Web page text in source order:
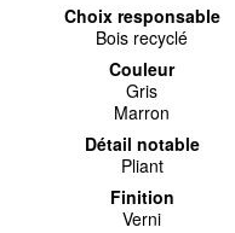
Choix responsable
Bois recyclé
Couleur
Gris
Marron
Détail notable
Pliant
Finition
Verni